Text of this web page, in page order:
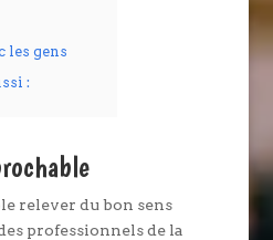
les gens
:
relever du bon sens
professionnels de la